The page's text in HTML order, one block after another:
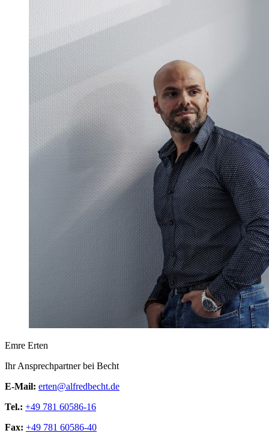
Emre Erten
Ihr Ansprechpartner bei Becht
E-Mail: erten@alfredbecht.de
Tel.: +49 781 60586-16
Fax: +49 781 60586-40